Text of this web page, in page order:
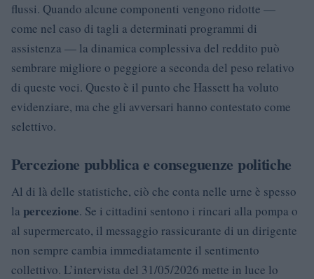
flussi. Quando alcune componenti vengono ridotte —
come nel caso di tagli a determinati programmi di
assistenza — la dinamica complessiva del reddito può
sembrare migliore o peggiore a seconda del peso relativo
di queste voci. Questo è il punto che Hassett ha voluto
evidenziare, ma che gli avversari hanno contestato come
selettivo.
Percezione pubblica e conseguenze politiche
Al di là delle statistiche, ciò che conta nelle urne è spesso
la percezione. Se i cittadini sentono i rincari alla pompa o
al supermercato, il messaggio rassicurante di un dirigente
non sempre cambia immediatamente il sentimento
collettivo. L’intervista del 31/05/2026 mette in luce lo